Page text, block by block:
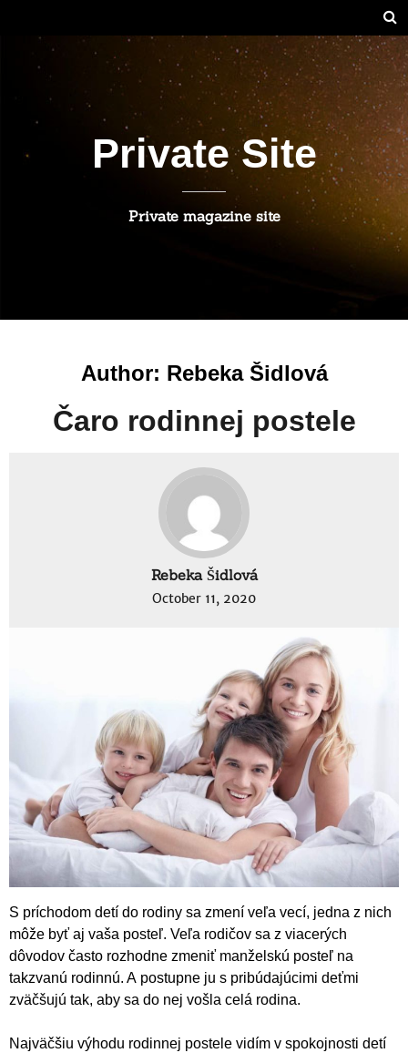
Private Site
Private magazine site
Author: Rebeka Šidlová
Čaro rodinnej postele
Rebeka Šidlová
October 11, 2020
S príchodom detí do rodiny sa zmení veľa vecí, jedna z nich
môže byť aj vaša posteľ. Veľa rodičov sa z viacerých
dôvodov často rozhodne zmeniť manželskú posteľ na
takzvanú rodinnú. A postupne ju s pribúdajúcimi deťmi
zväčšujú tak, aby sa do nej vošla celá rodina.
Najväčšiu výhodu rodinnej postele vidím v spokojnosti detí